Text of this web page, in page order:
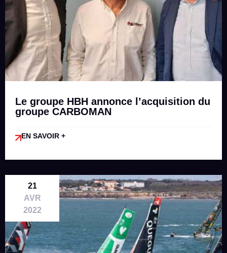
Le groupe HBH annonce l’acquisition du
groupe CARBOMAN
EN SAVOIR +
21
AVR
2022